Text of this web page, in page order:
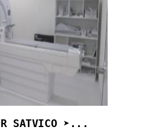
SATVICO ➤...